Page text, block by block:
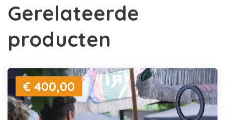
Gerelateerde
producten
€ 400,00